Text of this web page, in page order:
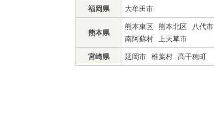
福岡県 大牟田市
熊本県
熊本東区 熊本北区 八代市
南阿蘇村
上天草市
宮崎県 延岡市 椎葉村 高千穂町